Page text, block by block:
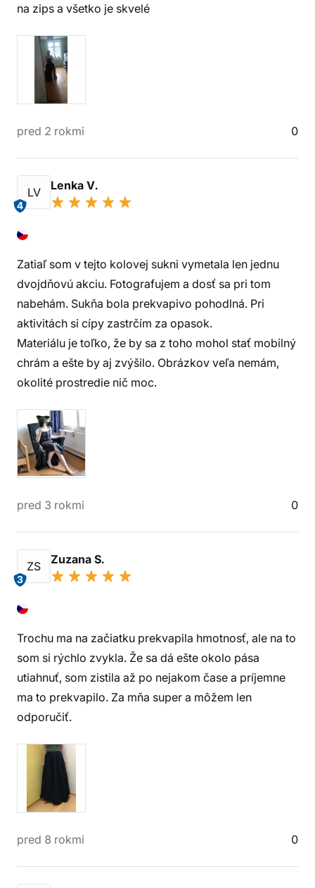
na zips a všetko je skvelé
pred 2 rokmi 0
LV
4
Lenka V.
Zatiaľ som v tejto kolovej sukni vymetala len jednu
dvojdňovú akciu. Fotografujem a dosť sa pri tom
nabehám. Sukňa bola prekvapivo pohodlná. Pri
aktivitách si cípy zastrčím za opasok.
Materiálu je toľko, že by sa z toho mohol stať mobilný
chrám a ešte by aj zvýšilo. Obrázkov veľa nemám,
okolité prostredie nič moc.
pred 3 rokmi 0
ZS
3
Zuzana S.
Trochu ma na začiatku prekvapila hmotnosť, ale na to
som si rýchlo zvykla. Že sa dá ešte okolo pása
utiahnuť, som zistila až po nejakom čase a príjemne
ma to prekvapilo. Za mňa super a môžem len
odporučiť.
pred 8 rokmi 0